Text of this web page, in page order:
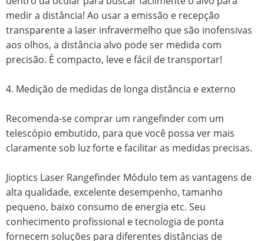
medir a distância! Ao usar a emissão e recepção
transparente a laser infravermelho que são inofensivas
aos olhos, a distância alvo pode ser medida com
precisão. É compacto, leve e fácil de transportar!
4. Medição de medidas de longa distância e externo
Recomenda-se comprar um rangefinder com um
telescópio embutido, para que você possa ver mais
claramente sob luz forte e facilitar as medidas precisas.
Jioptics Laser Rangefinder Módulo tem as vantagens de
alta qualidade, excelente desempenho, tamanho
pequeno, baixo consumo de energia etc. Seu
conhecimento profissional e tecnologia de ponta
fornecem soluções para diferentes distâncias de